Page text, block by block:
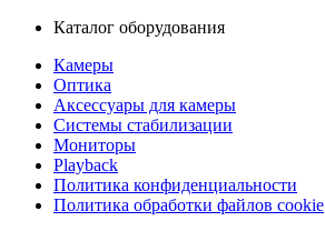
Каталог оборудования
Камеры
Оптика
Аксессуары для камеры
Системы стабилизации
Мониторы
Playback
Политика конфиденциальности
Политика обработки файлов cookie